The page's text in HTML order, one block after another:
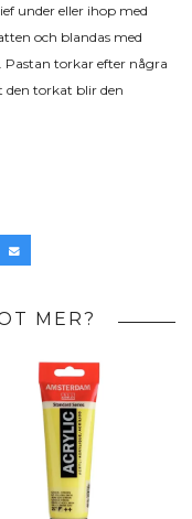
under eller ihop med
och blandas med
Pastan torkar efter några
den torkat blir den
MER?